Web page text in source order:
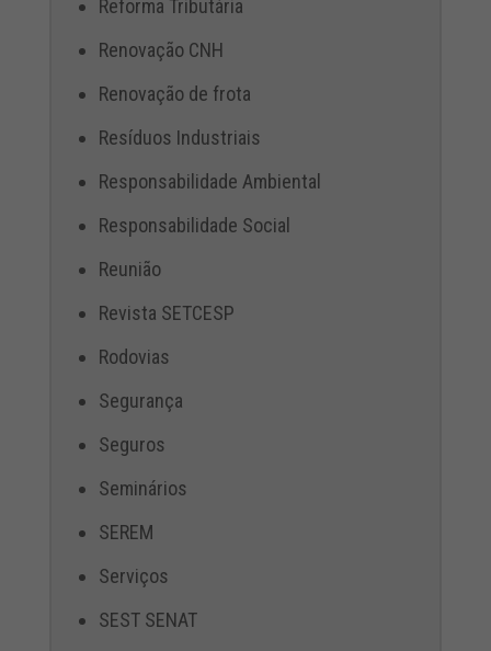
Reforma Tributária
Renovação CNH
Renovação de frota
Resíduos Industriais
Responsabilidade Ambiental
Responsabilidade Social
Reunião
Revista SETCESP
Rodovias
Segurança
Seguros
Seminários
SEREM
Serviços
SEST SENAT